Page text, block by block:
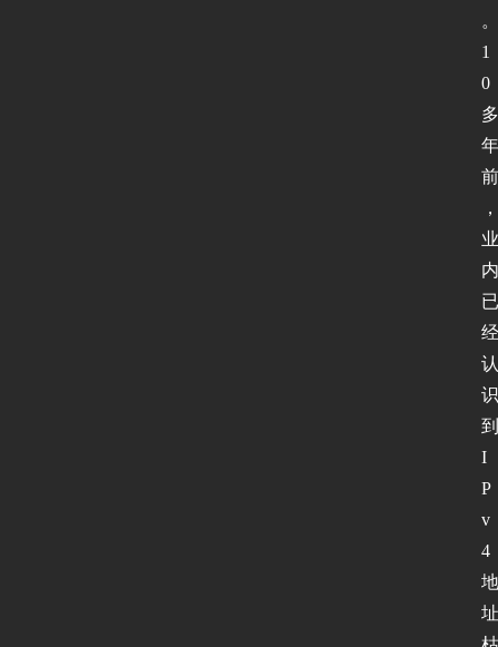
。
1
0
多
年
前
，
业
内
已
经
认
识
到
I
P
v
4
地
址